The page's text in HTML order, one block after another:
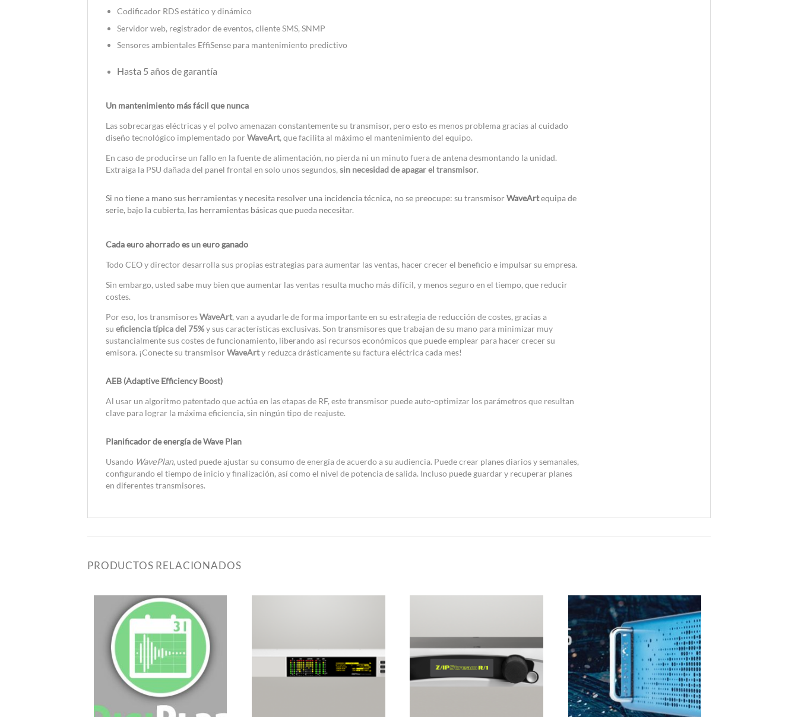
Codificador RDS estático y dinámico
Servidor web, registrador de eventos, cliente SMS, SNMP
Sensores ambientales EffiSense para mantenimiento predictivo
Hasta 5 años de garantía
Un mantenimiento más fácil que nunca
Las sobrecargas eléctricas y el polvo amenazan constantemente su transmisor, pero esto es menos problema gracias al cuidado
diseño tecnológico implementado por WaveArt, que facilita al máximo el mantenimiento del equipo.
En caso de producirse un fallo en la fuente de alimentación, no pierda ni un minuto fuera de antena desmontando la unidad.
Extraiga la PSU dañada del panel frontal en solo unos segundos, sin necesidad de apagar el transmisor.
Si no tiene a mano sus herramientas y necesita resolver una incidencia técnica, no se preocupe: su transmisorWaveArtequipa de
serie, bajo la cubierta, las herramientas básicas que pueda necesitar.
Cada euro ahorrado es un euro ganado
Todo CEO y director desarrolla sus propias estrategias para aumentar las ventas, hacer crecer el beneficio e impulsar su empresa.
Sin embargo, usted sabe muy bien que aumentar las ventas resulta mucho más difícil, y menos seguro en el tiempo, que reducir
costes.
Por eso, los transmisoresWaveArt, van a ayudarle de forma importante en su estrategia de reducción de costes, gracias a
su eficiencia típica del 75%y sus características exclusivas. Son transmisores que trabajan de su mano para minimizar muy
sustancialmente sus costes de funcionamiento, liberando así recursos económicos que puede emplear para hacer crecer su
emisora. ¡Conecte su transmisor WaveArty reduzca drásticamente su factura eléctrica cada mes!
AEB (Adaptive Efficiency Boost)
Al usar un algoritmo patentado que actúa en las etapas de RF, este transmisor puede auto-optimizar los parámetros que resultan
clave para lograr la máxima eficiencia, sin ningún tipo de reajuste.
Planificador de energía de Wave Plan
Usando WavePlan, usted puede ajustar su consumo de energía de acuerdo a su audiencia. Puede crear planes diarios y semanales,
configurando el tiempo de inicio y finalización, así como el nivel de potencia de salida. Incluso puede guardar y recuperar planes
en diferentes transmisores.
PRODUCTOS RELACIONADOS